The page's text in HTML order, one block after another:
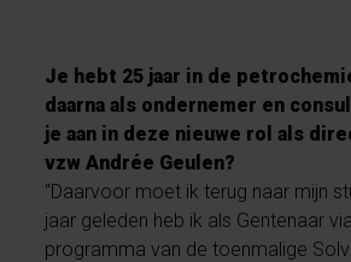
Je hebt 25 jaar in de
daarna als ondernemer en
je aan in deze nieuwe rol als
vzw Andrée Geulen?
“Daarvoor moet ik terug naar mijn
jaar geleden heb ik als Gentenaar
programma van de toenmalige